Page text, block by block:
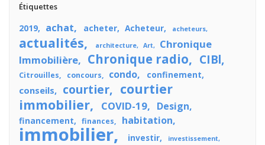
Étiquettes
2019 achat acheter Acheteur acheteurs
actualités architecture Art
Chronique
Immobilière
Chronique radio CIBl
Citrouilles concours condo confinement
conseils courtier
courtier
immobilier
COVID-19 Design
financement finances habitation
immobilier investir investissement